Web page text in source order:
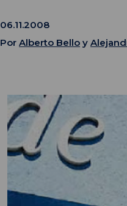
06.11.2008
Por Alberto Bello y